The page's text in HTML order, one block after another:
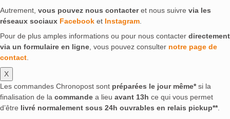
Autrement, vous pouvez nous contacteret nous suivre via les
réseaux sociaux Facebook et Instagram
Pour de plus amples informations ou pour nous contacter directement
via un formulaire en ligne , vous pouvez consulter notre page de
contact
X
Les commandes Chronopost sont préparées le jour même*si la
finalisation de la commande a lieu avant 13h ce qui vous permet
d’être livré normalement sous 24h ouvrables en relais pickup**.